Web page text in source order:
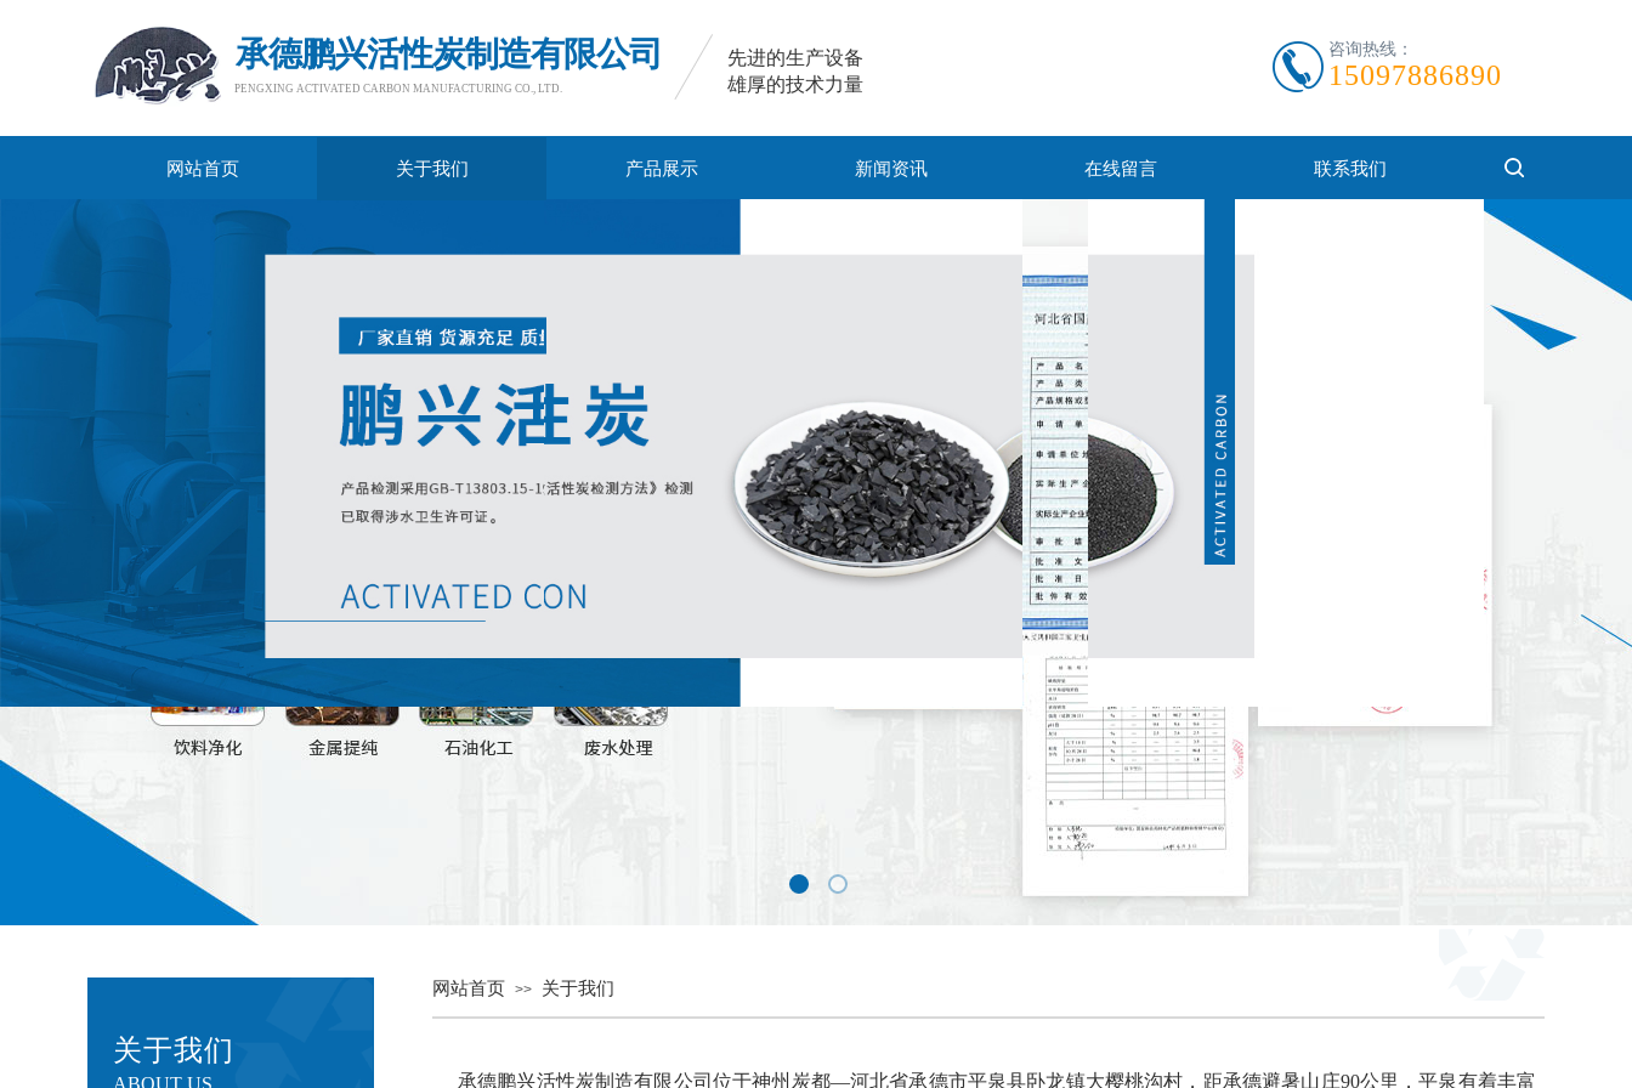
承德鹏兴活性炭制造有限公司
15097886890
先进的生产设备
雄厚的技术力量
PENGXING ACTIVATED CARBON MANUFACTURING CO., LTD.​​​
咨询热线：
网站首页 关于我们 产品展示 新闻资讯 在线留言 联系我们
网站首页 >> 关于我们
关于我们
ABOUT US 承德鹏兴活性炭制造有限公司位于神州炭都—河北省承德市平泉县卧龙镇大樱桃沟村，距承德避暑山庄90公里，平泉有着丰富